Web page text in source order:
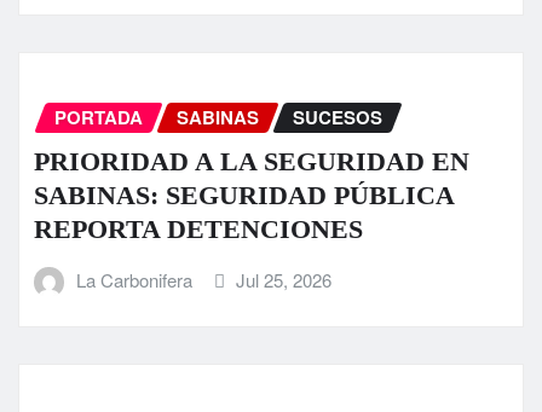
PORTADA SABINAS SUCESOS
PRIORIDAD A LA SEGURIDAD EN
SABINAS: SEGURIDAD PÚBLICA
REPORTA DETENCIONES
La Carbonifera Jul 25, 2026